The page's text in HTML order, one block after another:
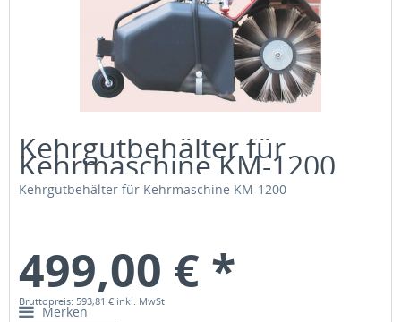
Kehrgutbehälter für
Kehrmaschine KM-1200
Kehrgutbehälter für Kehrmaschine KM-1200
499,00 € *
Bruttopreis: 593,81 € inkl. MwSt
Merken